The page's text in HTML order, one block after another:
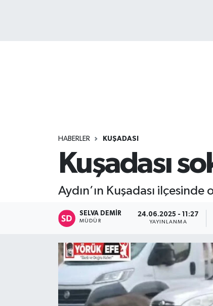
HABERLER KUŞADASI
Kuşadası
Aydın’ın Kuşadası
SELVA DEMIR
MÜDÜR
24.06.2025 - 11:27
YAYINLANMA